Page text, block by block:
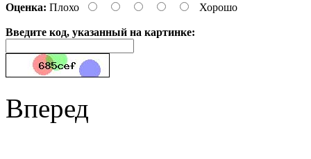
Оценка: Плохо Хорошо
Введите код, указанный на картинке:
Вперед